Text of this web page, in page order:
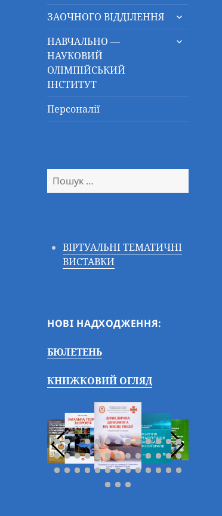
ЗАОЧНОГО ВІДДІЛЕННЯ
розгорнути
НАВЧАЛЬНО —
НАУКОВИЙ
ОЛІМПІЙСЬКИЙ
ІНСТИТУТ
розгорнути
Персоналії
Пошук:
ВІРТУАЛЬНІ ТЕМАТИЧНІ
ВИСТАВКИ
НОВІ НАДХОДЖЕННЯ:
БЮЛЕТЕНЬ
КНИЖКОВИЙ ОГЛЯД